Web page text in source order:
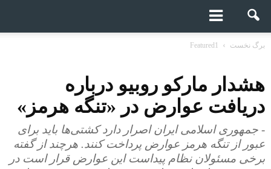
برگ نخست Featured1
هشدار مارکو روبیو درباره
دریافت عوارض در «تنگه هرمز»
- جمهوری اسلامی ایران اصرار دارد کشتی‌ها باید برای
عبور از تنگه هرمز عوارض پرداخت کنند. هرچند از گفته
برخی مسئولان نظام پیداست این عوارض قرار است در